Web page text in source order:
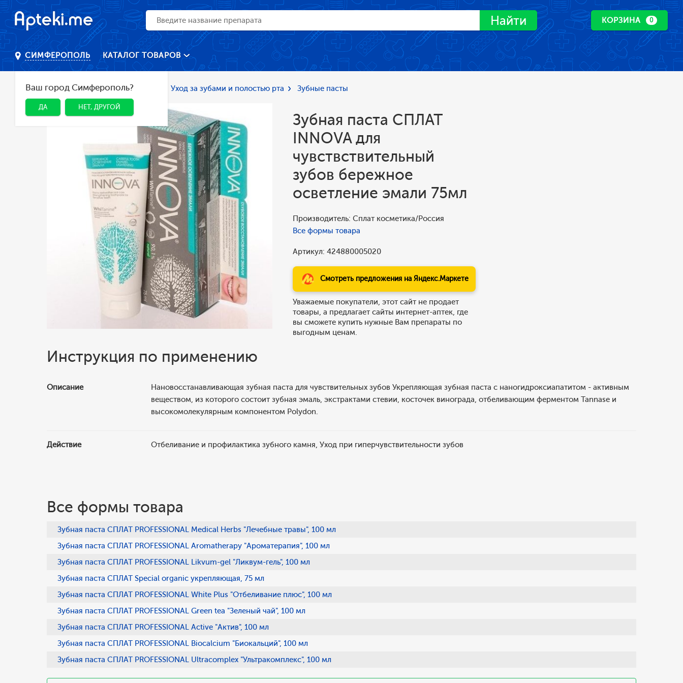
Найти КОРЗИНА 0
СИМФЕРОПОЛЬ
Ваш город Симферополь?
ДА НЕТ, ДРУГОЙ
КАТАЛОГ ТОВАРОВ
Главная Каталог Гигиена Уход за зубами и полостью рта Зубные пасты
Зубная паста СПЛАТ
INNOVA для
чувствствительный
зубов бережное
осветление эмали 75мл
Производитель: Сплат косметика/Россия
Все формы товара
Артикул: 424880005020
Смотреть предложения на Яндекс.Маркете
Уважаемые покупатели, этот сайт не продает
товары, а предлагает сайты интернет-аптек, где
вы сможете купить нужные Вам препараты по
выгодным ценам.
Инструкция по применению
Описание
Нановосстанавливающая зубная паста для чувствительных зубов Укрепляющая зубная паста с наногидроксиапатитом - активным
веществом, из которого состоит зубная эмаль, экстрактами стевии, косточек винограда, отбеливающим ферментом Tannase и
высокомолекулярным компонентом Polydon.
Действие Отбеливание и профилактика зубного камня, Уход при гиперчувствительности зубов
Все формы товара
Зубная паста СПЛАТ PROFESSIONAL Medical Herbs "Лечебные травы", 100 мл
Зубная паста СПЛАТ PROFESSIONAL Aromatherapy "Ароматерапия", 100 мл
Зубная паста СПЛАТ PROFESSIONAL Likvum-gel "Ликвум-гель", 100 мл
Зубная паста СПЛАТ Special organic укрепляющая, 75 мл
Зубная паста СПЛАТ PROFESSIONAL White Plus "Отбеливание плюс", 100 мл
Зубная паста СПЛАТ PROFESSIONAL Green tea "Зеленый чай", 100 мл
Зубная паста СПЛАТ PROFESSIONAL Active "Актив", 100 мл
Зубная паста СПЛАТ PROFESSIONAL Biocalcium "Биокальций", 100 мл
Зубная паста СПЛАТ PROFESSIONAL Ultracomplex "Ультракомплекс", 100 мл